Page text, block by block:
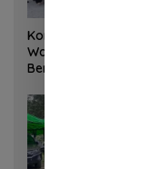
Korem 132/Tadulako
Warga Gotong Royong
Bersihkan Gedung